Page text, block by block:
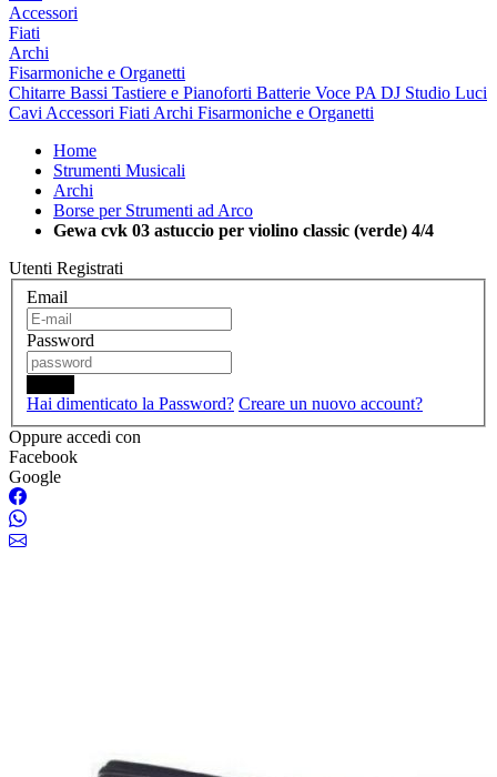
Accessori
Fiati
Archi
Fisarmoniche e Organetti
Chitarre Bassi Tastiere e Pianoforti Batterie Voce PA DJ Studio Luci
Cavi Accessori Fiati Archi Fisarmoniche e Organetti
Home
Strumenti Musicali
Archi
Borse per Strumenti ad Arco
Gewa cvk 03 astuccio per violino classic (verde) 4/4
Utenti Registrati
Email
Password
Hai dimenticato la Password? Creare un nuovo account?
Oppure accedi con
Facebook
Google